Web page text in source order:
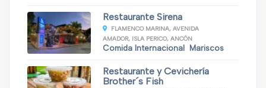
Restaurante Sirena
FLAMENCO MARINA, AVENIDA
AMADOR, ISLA PERICO, ANCÓN
Comida Internacional Mariscos
Restaurante y Cevichería
Brother´s Fish